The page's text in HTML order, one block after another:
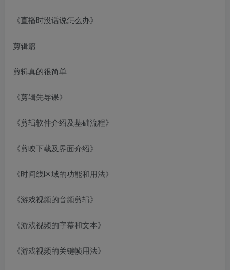
《直播时没话说怎么办》
剪辑篇
剪辑真的很简单
《剪辑先导课》
《剪辑软件介绍及基础流程》
《剪映下载及界面介绍》
《时间线区域的功能和用法》
《游戏视频的音频剪辑》
《游戏视频的字幕和文本》
《游戏视频的关键帧用法》